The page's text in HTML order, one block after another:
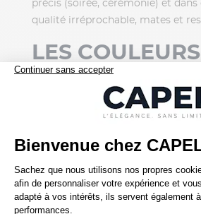
précis (soirée, cérémonie) et
qualité irréprochable, mates et
LES COULEURS
ADAPTÉES
LES BLEUS
NUIT, BLEU ENCRE,
PÉTROLE)